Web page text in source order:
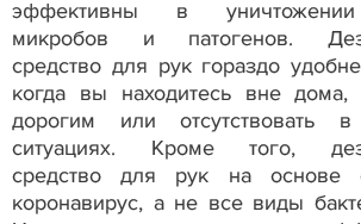
эффективны в уничтожении
микробов и патогенов.
средство для рук гораздо
когда вы находитесь вне
дорогим или отсутствовать
ситуациях. Кроме того,
средство для рук на основе
коронавирус, а не все виды